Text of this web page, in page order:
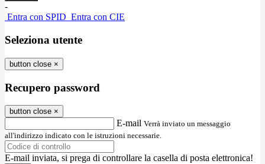
-
Entra con SPID Entra con CIE
Seleziona utente
button close ×
Recupero password
button close ×
E-mail Verrà inviato un messaggio
all'indirizzo indicato con le istruzioni necessarie.
E-mail inviata, si prega di controllare la casella di posta elettronica!